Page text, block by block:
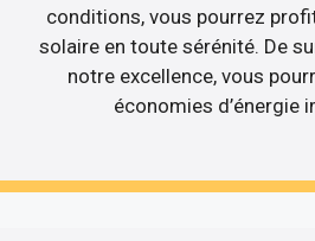
conditions, vous pourrez
solaire en toute sérénité. De
notre excellence, vous
économies d’énergie